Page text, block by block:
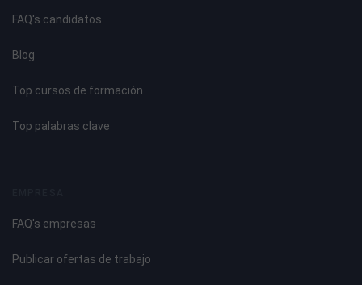
FAQ's candidatos
Blog
Top cursos de formación
Top palabras clave
FAQ's empresas
Publicar ofertas de trabajo